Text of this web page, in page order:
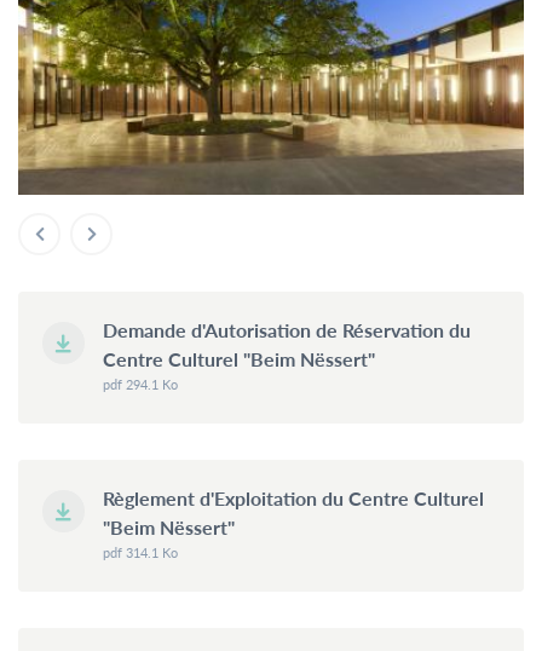
Un rendez-vous en dehors des plages d’ouverture peut être
demandé par email ou par téléphone auprès des services
respectifs.
Les bureaux du Service Urbanisme et Développement Durable
resteront fermés au public les après-midis.
nous
+352 57 21 66
Email. commune@mondercange.lu
Demande d'Autorisation de Réservation du
Centre Culturel "Beim Nëssert"
pdf 294.1 Ko
Règlement d'Exploitation du Centre Culturel
"Beim Nëssert"
pdf 314.1 Ko